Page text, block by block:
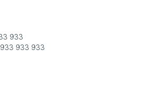
933
933 933